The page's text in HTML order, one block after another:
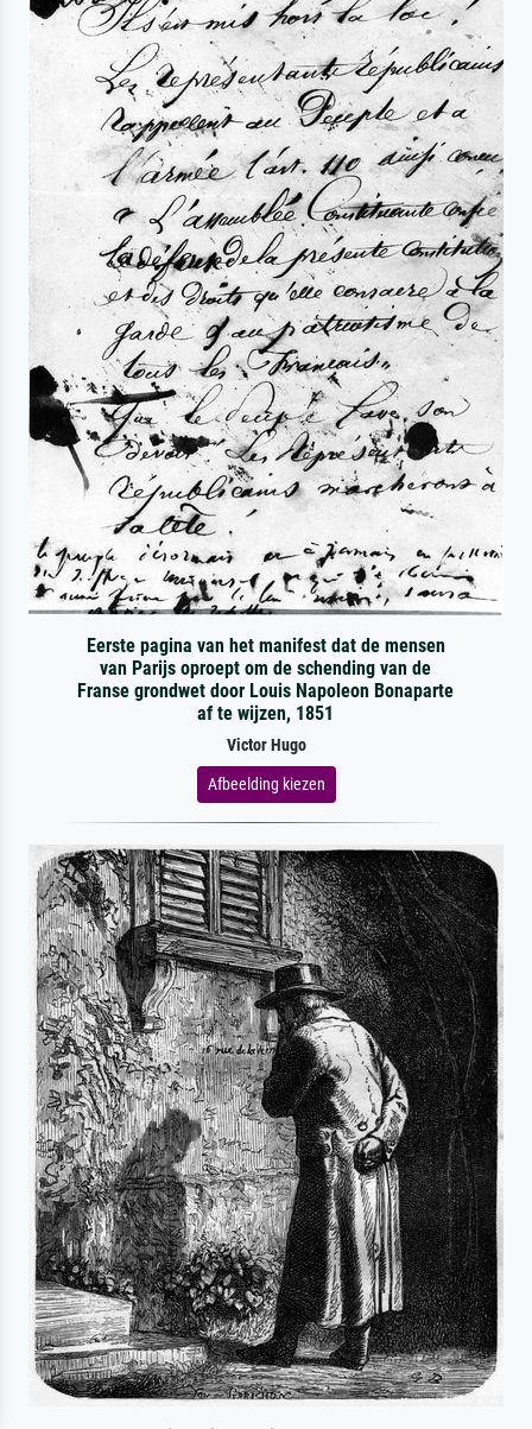
Eerste pagina van het manifest dat de mensen
van Parijs oproept om de schending van de
Franse grondwet door Louis Napoleon Bonaparte
af te wijzen, 1851
Victor Hugo
Afbeelding kiezen